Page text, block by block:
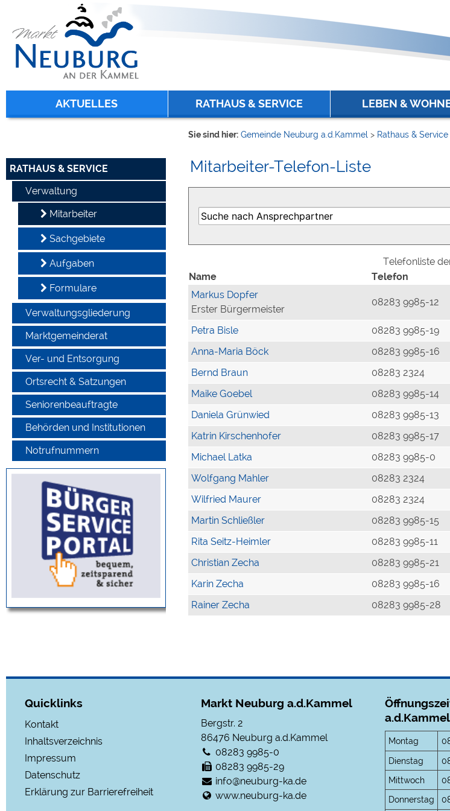
zur Navigation oder zur Startseitespringen.
AKTUELLES RATHAUS & SERVICE LEBEN &
RATHAUS & SERVICE
Verwaltung
Mitarbeiter
Sachgebiete
Aufgaben
Formulare
Verwaltungsgliederung
Marktgemeinderat
Ver- und Entsorgung
Ortsrecht & Satzungen
Seniorenbeauftragte
Behörden und Institutionen
Notrufnummern
Sie sind hier: Gemeinde Neuburg a.d.Kammel > Rathaus & Service
Mitarbeiter-Telefon-Liste
Telefonliste
Name
Telefon
Markus Dopfer
Erster Bürgermeister
08283 9985-12
Petra Bisle 08283 9985-19
Anna-Maria Böck
08283 9985-16
Bernd Braun
08283 2324
Maike Goebel
08283 9985-14
Daniela Grünwied
08283 9985-13
Katrin Kirschenhofer
08283 9985-17
Michael Latka
08283 9985-0
Wolfgang Mahler
08283 2324
Wilfried Maurer
08283 2324
Martin Schließler
08283 9985-15
Rita Seitz-Heimler
08283 9985-11
Christian Zecha
08283 9985-21
Karin Zecha
08283 9985-16
Rainer Zecha
08283 9985-28
Quicklinks
Kontakt
Inhaltsverzeichnis
Impressum
Datenschutz
Erklärung zur Barrierefreiheit
Markt Neuburg a.d.Kammel
Bergstr. 2
86476 Neuburg a.d.Kammel
08283 9985-0
08283 9985-29
info@neuburg-ka.de
www.neuburg-ka.de
a.d.Kammel
Montag
Dienstag
Mittwoch
Donnerstag